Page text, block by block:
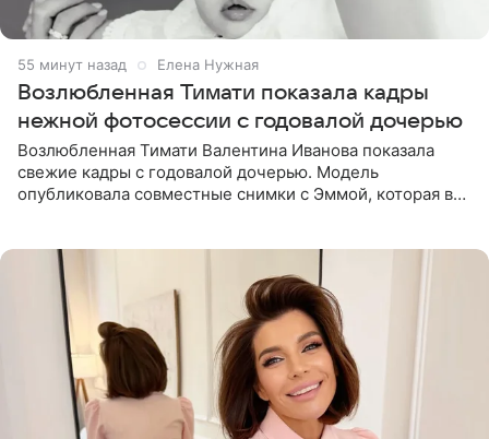
55 минут назад Елена Нужная
Возлюбленная Тимати показала кадры
нежной фотосессии с годовалой дочерью
Возлюбленная Тимати Валентина Иванова показала
свежие кадры с годовалой дочерью. Модель
опубликовала совместные снимки с Эммой, которая в